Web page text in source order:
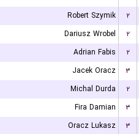
Robert Szymik
۲
Dariusz Wrobel
۲
Adrian Fabis
۲
Jacek Oracz
۳
Michal Durda
۲
Fira Damian
۳
Oracz Lukasz
۳